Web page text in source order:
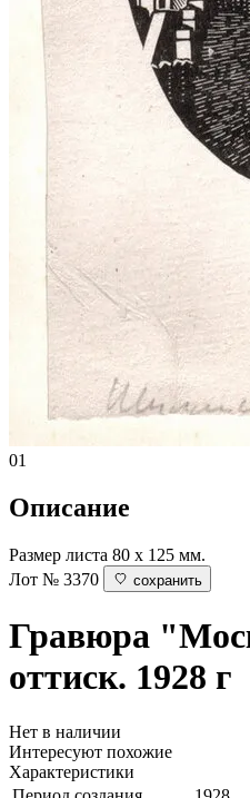
01
Описание
Размер листа 80 х 125 мм.
Лот № 3370
сохранить
Гравюра
оттиск. 1928 г
Нет в наличии
Интересуют похожие
Характеристики